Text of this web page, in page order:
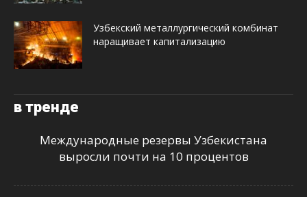
Узбекский металлургический комбинат
наращивает капитализацию
в тренде
Международные резервы Узбекистана
выросли почти на 10 процентов